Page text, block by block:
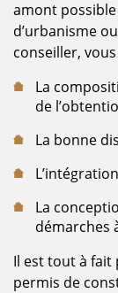
amont
d’urbanisme
conseiller,
La
de
La bonne
La
démarches
Il est tout à fait
permis de